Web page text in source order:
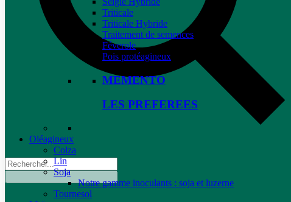
Triticale
Triticale Hybride
Traitement de semences
Féverole
Pois protéagineux
MEMENTO
LES PREFEREES
Oléagineux
Colza
Lin
Soja
Notre gamme inoculants : soja et luzerne
Tournesol